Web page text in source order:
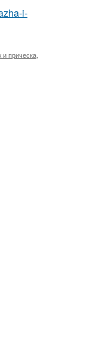
i-
прическа